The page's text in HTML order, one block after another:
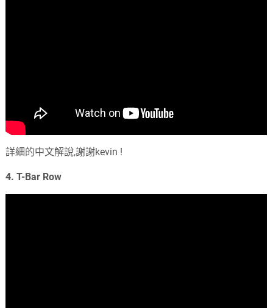
詳細的中文解說,謝謝kevin !
4. T-Bar Row